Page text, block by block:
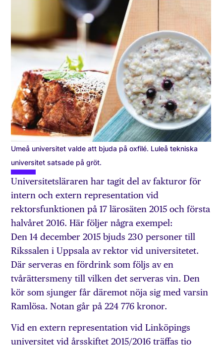
Umeå universitet valde att bjuda på oxfilé. Luleå tekniska
universitet satsade på gröt.
Universitetsläraren har tagit del av fakturor för
intern och extern representation vid
rektorsfunktionen på 17 lärosäten 2015 och första
halvåret 2016. Här följer några exempel:
Den 14 december 2015 bjuds 230 personer till
Rikssalen i Uppsala av rektor vid universitetet.
Där serveras en fördrink som följs av en
tvårättersmeny till vilken det serveras vin. Den
kör som sjunger får däremot nöja sig med varsin
Ramlösa. Notan går på 224 776 kronor.
Vid en extern representation vid Linköpings
universitet vid årsskiftet 2015/2016 träffas tio